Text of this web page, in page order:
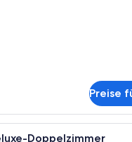
Preise
Kopfteil, einem großen
7 Doppelzimmer